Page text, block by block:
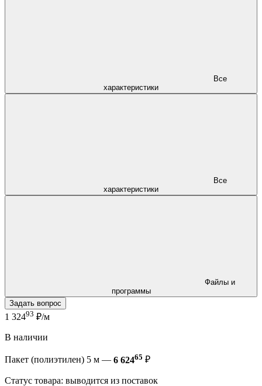
характеристики
характеристики
программы
Задать вопрос
1 32493 ₽/м
В наличии
Пакет (полиэтилен) 5 м — 6 62465 ₽
Статус товара: выводится из поставок